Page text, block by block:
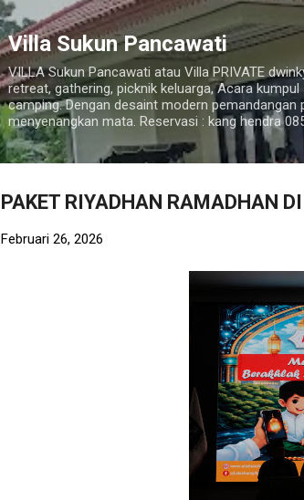
Villa Sukun Pancawati
VILLA Sukun Pancawati atau Villa PRIVATE
retreat, gathering, picknik keluarga, Acara
camping. Dengan desaint modern
menyenangkan mata. Reservasi : kang hendra
PAKET RIYADHAN RAMADHAN
Februari 26, 2026